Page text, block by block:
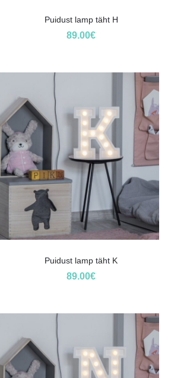
Puidust lamp täht H
89.00€
Puidust lamp täht K
89.00€